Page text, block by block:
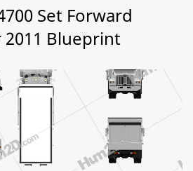
Set Forward
Blueprint